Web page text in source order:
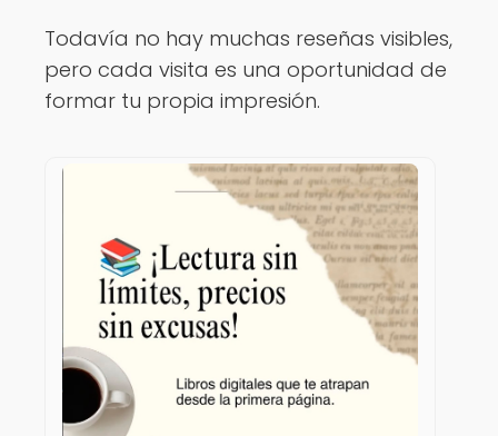
Todavía no hay muchas reseñas visibles,
pero cada visita es una oportunidad de
formar tu propia impresión.